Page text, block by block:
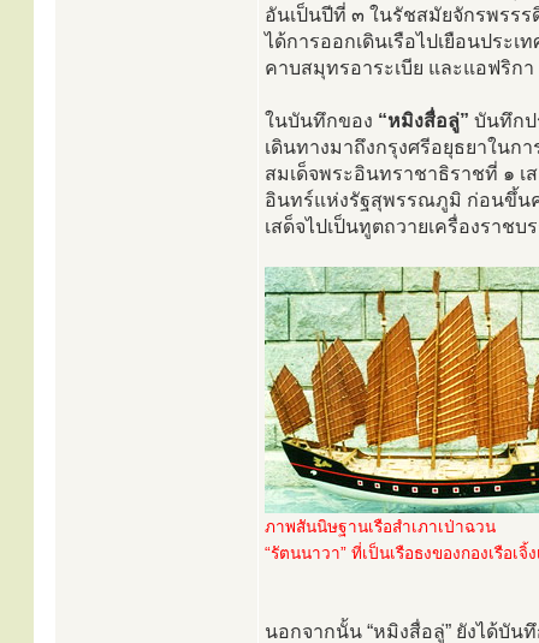
อันเป็นปีที่ ๓ ในรัชสมัยจักรพรร
ได้การออกเดินเรือไปเยือนประ
คาบสมุทรอาระเบีย และแอฟริกา
ในบันทึกของ “หมิงสื่อลู่” บันทึกป
เดินทางมาถึงกรุงศรีอยุธยาใน
สมเด็จพระอินทราชาธิราชที่ ๑
อินทร์แห่งรัฐสุพรรณภูมิ ก่อนขึ้นค
เสด็จไปเป็นทูตถวายเครื่องราช
ภาพสันนิษฐานเรือสำเภาเป่าฉวน
“รัตนนาวา” ที่เป็นเรือธงของกองเรือเจิ้
นอกจากนั้น “หมิงสื่อลู่” ยังได้บัน